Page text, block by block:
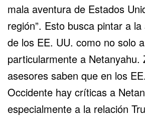
mala aventura de Estados
región”. Esto busca pintar a
de los EE. UU. como no solo
particularmente a Netanyahu.
asesores saben que en los
Occidente hay críticas a
especialmente a la relación